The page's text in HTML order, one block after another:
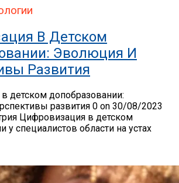
В Детском
Эволюция И
Развития
детском допобразовании:
развития 0 on 30/08/2023
Цифровизация в детском
у специалистов области на устах